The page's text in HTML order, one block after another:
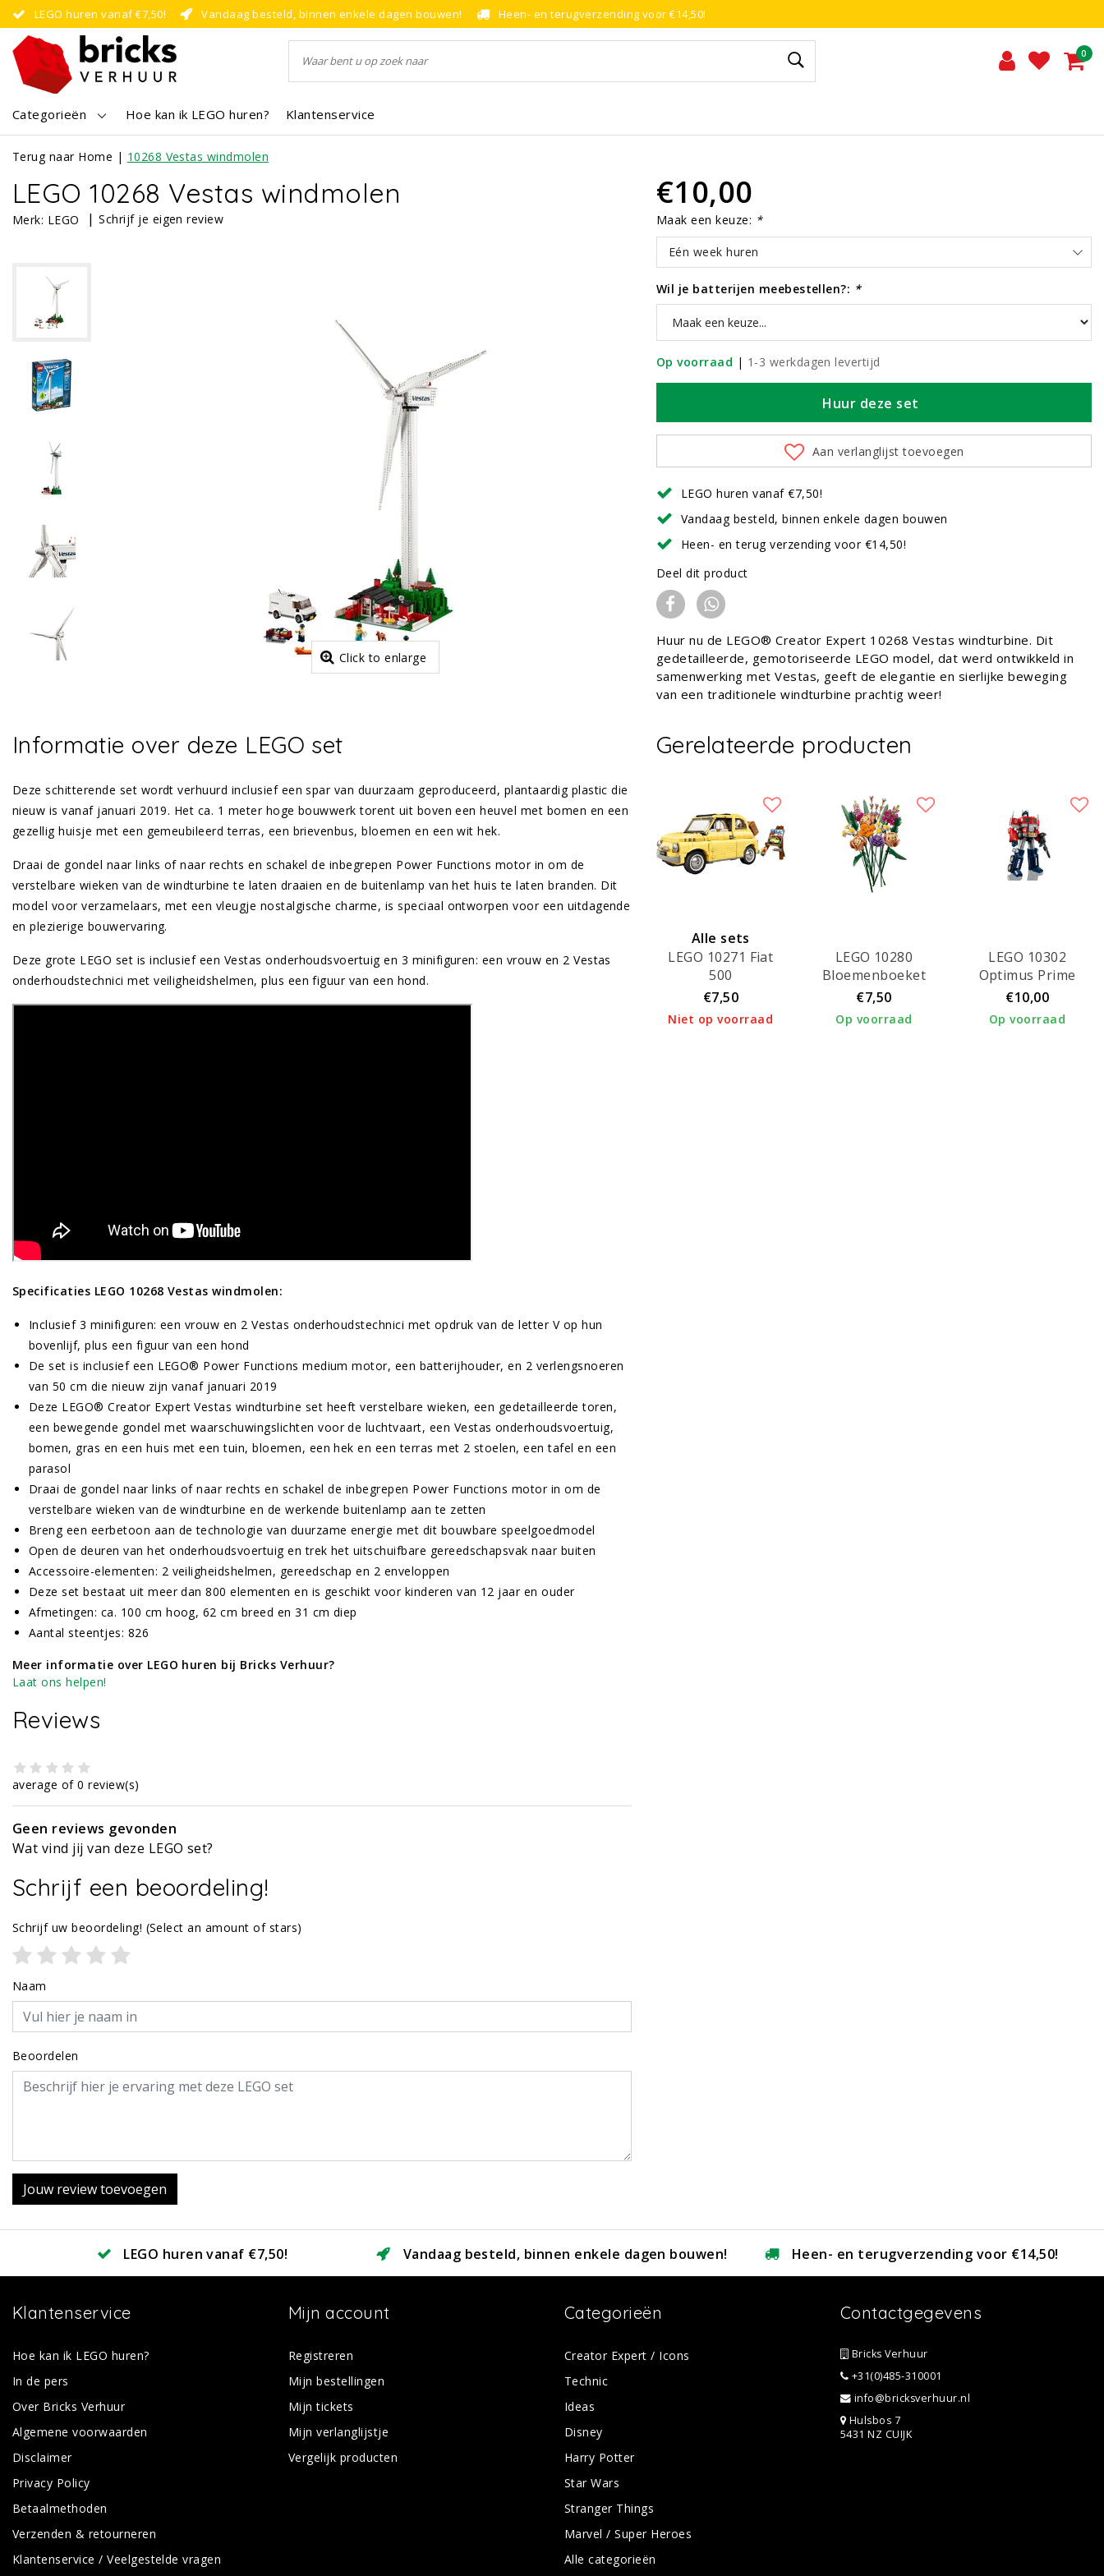
LEGO huren vanaf €7,50! Vandaag besteld, binnen enkele dagen bouwen! Heen- en terugverzending voor €14,50!
0
Categorieën Hoe kan ik LEGO huren? Klantenservice
Terug naar Home | 10268 Vestas windmolen
LEGO 10268 Vestas windmolen
Merk: LEGO |Schrijf je eigen review
Click to enlarge
€10,00
Maak een keuze: *
Eén week huren
Wil je batterijen meebestellen?: *
Op voorraad | 1-3 werkdagen levertijd
Huur deze set
Aan verlanglijst toevoegen
LEGO huren vanaf €7,50!
Vandaag besteld, binnen enkele dagen bouwen
Heen- en terug verzending voor €14,50!
Deel dit product
Huur nu de LEGO® Creator Expert 10268 Vestas windturbine. Dit
gedetailleerde, gemotoriseerde LEGO model, dat werd ontwikkeld in
samenwerking met Vestas, geeft de elegantie en sierlijke beweging
van een traditionele windturbine prachtig weer!
Informatie over deze LEGO set
Deze schitterende set wordt verhuurd inclusief een spar van duurzaam geproduceerd, plantaardig plastic die
nieuw is vanaf januari 2019. Het ca. 1 meter hoge bouwwerk torent uit boven een heuvel met bomen en een
gezellig huisje met een gemeubileerd terras, een brievenbus, bloemen en een wit hek.
Draai de gondel naar links of naar rechts en schakel de inbegrepen Power Functions motor in om de
verstelbare wieken van de windturbine te laten draaien en de buitenlamp van het huis te laten branden. Dit
model voor verzamelaars, met een vleugje nostalgische charme, is speciaal ontworpen voor een uitdagende
en plezierige bouwervaring.
Deze grote LEGO set is inclusief een Vestas onderhoudsvoertuig en 3 minifiguren: een vrouw en 2 Vestas
onderhoudstechnici met veiligheidshelmen, plus een figuur van een hond.
Specificaties LEGO 10268 Vestas windmolen:
Inclusief 3 minifiguren: een vrouw en 2 Vestas onderhoudstechnici met opdruk van de letter V op hun
bovenlijf, plus een figuur van een hond
De set is inclusief een LEGO® Power Functions medium motor, een batterijhouder, en 2 verlengsnoeren
van 50 cm die nieuw zijn vanaf januari 2019
Deze LEGO® Creator Expert Vestas windturbine set heeft verstelbare wieken, een gedetailleerde toren,
een bewegende gondel met waarschuwingslichten voor de luchtvaart, een Vestas onderhoudsvoertuig,
bomen, gras en een huis met een tuin, bloemen, een hek en een terras met 2 stoelen, een tafel en een
parasol
Draai de gondel naar links of naar rechts en schakel de inbegrepen Power Functions motor in om de
verstelbare wieken van de windturbine en de werkende buitenlamp aan te zetten
Breng een eerbetoon aan de technologie van duurzame energie met dit bouwbare speelgoedmodel
Open de deuren van het onderhoudsvoertuig en trek het uitschuifbare gereedschapsvak naar buiten
Accessoire-elementen: 2 veiligheidshelmen, gereedschap en 2 enveloppen
Deze set bestaat uit meer dan 800 elementen en is geschikt voor kinderen van 12 jaar en ouder
Afmetingen: ca. 100 cm hoog, 62 cm breed en 31 cm diep
Aantal steentjes: 826
Meer informatie over LEGO huren bij Bricks Verhuur?
Laat ons helpen!
Reviews
average of 0 review(s)
Geen reviews gevonden
Wat vind jij van deze LEGO set?
Schrijf een beoordeling!
Schrijf uw beoordeling! (Select an amount of stars)
Naam
Beoordelen
Jouw review toevoegen
Gerelateerde producten
Alle sets
verhuurd!
LEGO 10271 Fiat
500
€7,50
Niet op voorraad
LEGO 10280
Bloemenboeket
€7,50
Op voorraad
LEGO 10302
Optimus Prime
€10,00
Op voorraad
LEGO huren vanaf €7,50! Vandaag besteld, binnen enkele dagen bouwen! Heen- en terugverzending voor €14,50!
Klantenservice
Hoe kan ik LEGO huren?
In de pers
Over Bricks Verhuur
Algemene voorwaarden
Disclaimer
Privacy Policy
Betaalmethoden
Verzenden & retourneren
Klantenservice / Veelgestelde vragen
Mijn account
Registreren
Mijn bestellingen
Mijn tickets
Mijn verlanglijstje
Vergelijk producten
Categorieën
Creator Expert / Icons
Technic
Ideas
Disney
Harry Potter
Star Wars
Stranger Things
Marvel / Super Heroes
Alle categorieën
Contactgegevens
Bricks Verhuur
+31(0)485-310001
info@bricksverhuur.nl
Hulsbos 7
5431 NZ CUIJK